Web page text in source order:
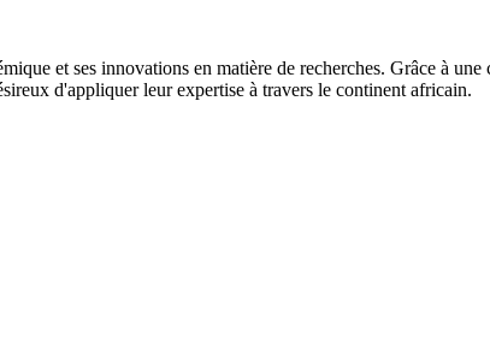
et ses innovations en matière de recherches. Grâce à
d'appliquer leur expertise à travers le continent africain.